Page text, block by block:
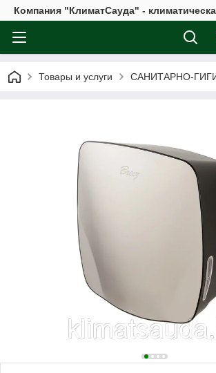
Компания "КлиматСауда" -
Товары и услуги САНИТАРНО-